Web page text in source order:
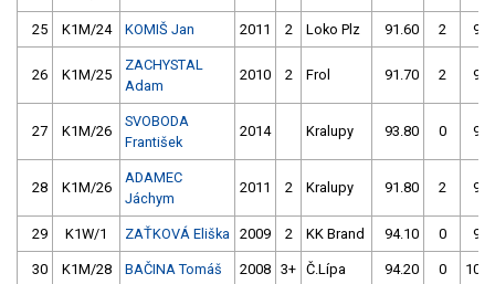
25 K1M/24 KOMIŠ Jan 2011 2 Loko Plz 91.60 2
26 K1M/25
ZACHYSTAL
Adam
2010 2 Frol 91.70 2
27 K1M/26
SVOBODA
František
2014 Kralupy 93.80 0
28 K1M/26
ADAMEC
Jáchym
2011 2 Kralupy 91.80 2
29 K1W/1 ZAŤKOVÁ Eliška 2009 2 KK Brand 94.10 0
30 K1M/28 BAČINA Tomáš 2008 3+ Č.Lípa 94.20 0